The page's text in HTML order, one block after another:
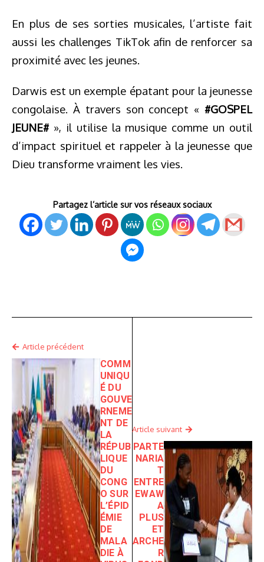
En plus de ses sorties musicales, l’artiste fait
aussi les challenges TikTok afin de renforcer sa
proximité avec les jeunes.
Darwis est un exemple épatant pour la jeunesse
congolaise. À travers son concept « #GOSPEL
JEUNE#», il utilise la musique comme un outil
d’impact spirituel et rappeler à la jeunesse que
Dieu transforme vraiment les vies.
Partagez l’article sur vos réseaux sociaux
Article précédent
COMM
UNIQU
É DU
GOUVE
RNEME
NT DE
LA
RÉPUB
LIQUE
DU
CONG
O SUR
L’ÉPID
ÉMIE
DE
MALA
DIE À
Article suivant
PARTE
NARIA
T
ENTRE
EWAW
A
PLUS
ET
ARCHE
R